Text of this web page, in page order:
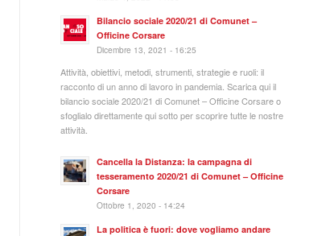
Bilancio sociale 2020/21 di Comunet –
Officine Corsare
Dicembre 13, 2021 - 16:25
Attività, obiettivi, metodi, strumenti, strategie e ruoli: il
racconto di un anno di lavoro in pandemia. Scarica qui il
bilancio sociale 2020/21 di Comunet – Officine Corsare o
sfoglialo direttamente qui sotto per scoprire tutte le nostre
attività.
Cancella la Distanza: la campagna di
tesseramento 2020/21 di Comunet – Officine
Corsare
Ottobre 1, 2020 - 14:24
La politica è fuori: dove vogliamo andare